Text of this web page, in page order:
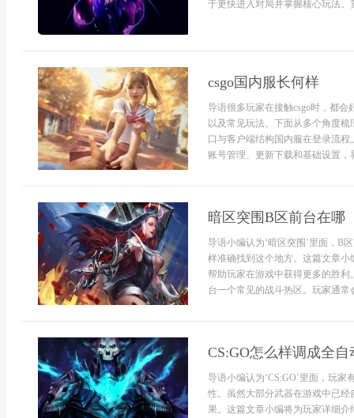
于更快进入对局并掌握核心玩法。
csgo国内服长何样
导语很多玩家在接触csgo时，都
以及常见玩法。下面从多个角度
口与客户端结构国内服在登录流
账号管理、更新下载和基础设置
暗区突围B区前台在哪
导语小编认为‘暗区突围’里面，B
样准确找到这个地方。这篇文章
帮助玩家在游戏中获得更多的胜
台一个常见的战斗热区。玩家通常
CS:GO怎么样调成全自
导语小编认为‘CS:GO’里面，玩
性。虽然大部分武器在游戏中已
果。这篇文章小编将为玩家详细